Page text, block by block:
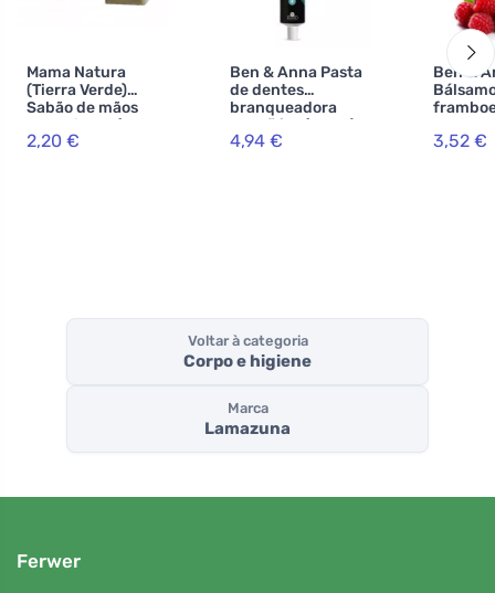
Mama Natura
(Tierra Verde)
Sabão de mãos
de azeitona (100
g) - sem óleo de
2,20 €
Ben & Anna Pasta
de dentes
branqueadora
com flúor (75 ml)
- Preta - com
4,94 €
Ben &
3,52 €
Voltar à categoria
Corpo e higiene
Marca
Lamazuna
Ferwer